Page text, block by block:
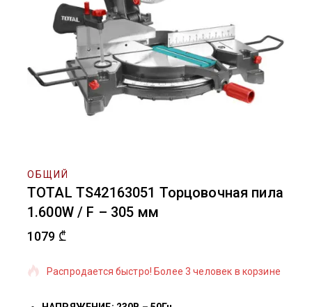
ОБЩИЙ
TOTAL TS42163051 Торцовочная пила
1.600W / F – 305 мм
1079 ₾
11 товаров продано за последние 15 часов
Распродается быстро! Более 3 человек в корзине